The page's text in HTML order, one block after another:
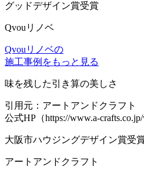
グッドデザイン賞受賞
Qvouリノベ
Qvouリノベの
施工事例をもっと見る
味を残した引き算の美しさ
引用元：アートアンドクラフト
公式HP（https://www.a-crafts.co.jp/
大阪市ハウジングデザイン賞受
アートアンドクラフト